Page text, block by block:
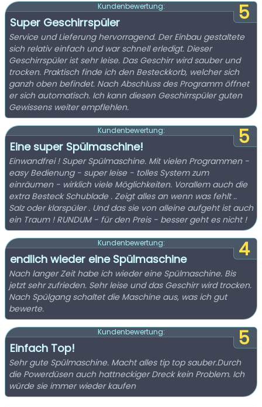
5
Kundenbewertung:
Super Geschirrspüler
Service und Lieferung hervorragend. Der Einbau gestaltete
sich relativ einfach und war schnell erledigt. Dieser
Geschirrspüler ist sehr leise. Das Geschirr wird sauber und
trocken. Praktisch finde ich den Besteckkorb, welcher sich
ganzh oben befindet. Nach Abschluss des Programm öffnet
er sich automatisch. Ich kann diesen Geschirrspüler guten
Gewissens weiter empflehlen.
5
Kundenbewertung:
Eine super Spülmaschine!
Einwandfrei ! Super Spülmaschine. Mit vielen Programmen -
easy Bedienung - super leise - tolles System zum
einräumen - wirklich viele Möglichkeiten. Vorallem auch die
extra Besteck Schublade . Zeigt alles an wenn was fehlt ..
Salz oder klarspüler . Und das sie von alleine aufgeht ist auch
ein Traum ! RUNDUM - für den Preis - besser geht es nicht !
4
Kundenbewertung:
endlich wieder eine Spülmaschine
Nach langer Zeit habe ich wieder eine Spülmaschine. Bis
jetzt sehr zufrieden. Sehr leise und das Geschirr wird trocken.
Nach Spülgang schaltet die Maschine aus, was ich gut
bewerte.
5
Kundenbewertung:
Einfach Top!
Sehr gute Spülmaschine. Macht alles tip top sauber.Durch
die Powerdüsen auch hattneckiger Dreck kein Problem. Ich
würde sie immer wieder kaufen